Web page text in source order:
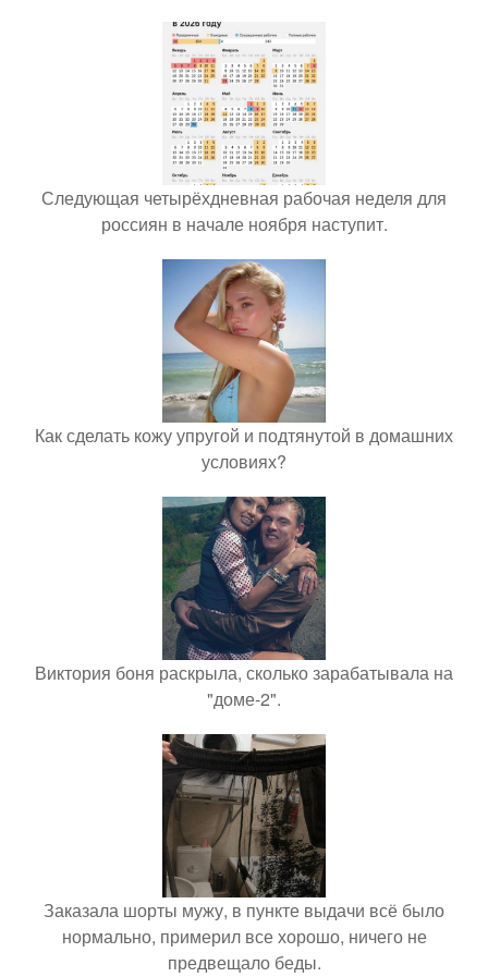
Следующая четырёхдневная рабочая неделя для
россиян в начале ноября наступит.
Как сделать кожу упругой и подтянутой в домашних
условиях?
Виктория боня раскрыла, сколько зарабатывала на
"доме-2".
Заказала шорты мужу, в пункте выдачи всё было
нормально, примерил все хорошо, ничего не
предвещало беды.